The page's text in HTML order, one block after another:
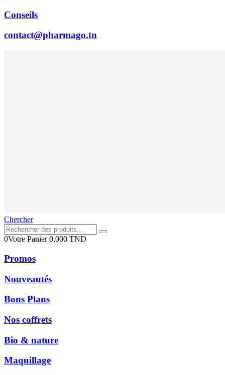
Conseils
contact@pharmago.tn
Chercher
0Votre Panier0,000 TND
Promos
Nouveautés
Bons Plans
Nos coffrets
Bio & nature
Maquillage